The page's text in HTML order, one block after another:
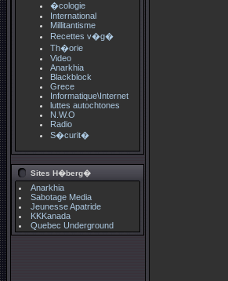
�cologie
International
Millitantisme
Recettes v�g�
Th�orie
Video
Anarkhia
Blackblock
Grece
Informatique\Internet
luttes autochtones
N.W.O
Radio
S�curit�
Sites H�berg�
Anarkhia
Sabotage Media
Jeunesse Apatride
KKKanada
Quebec Underground